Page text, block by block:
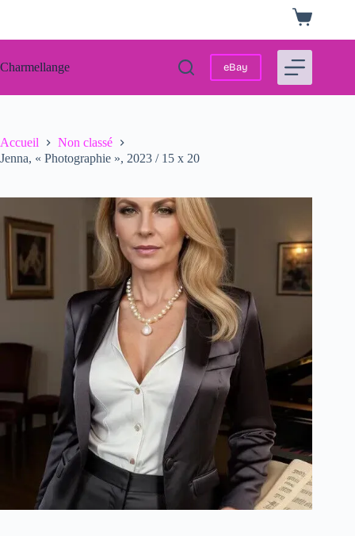
Panier
d’achat
Charmellange eBay
Accueil
Non classé
Jenna, « Photographie », 2023 / 15 x 20